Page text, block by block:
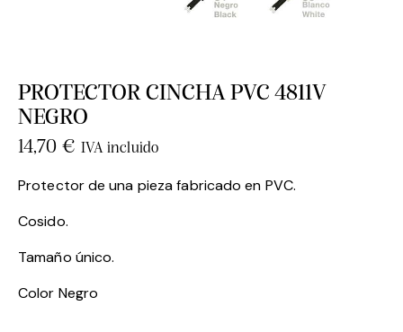
PROTECTOR CINCHA PVC 4811V
NEGRO
14,70 € IVA incluido
Protector de una pieza fabricado en PVC.
Cosido.
Tamaño único.
Color Negro